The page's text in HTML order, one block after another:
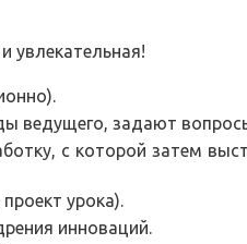
увлекательная!
ведущего, задают
с которой затем
урока).
инноваций.